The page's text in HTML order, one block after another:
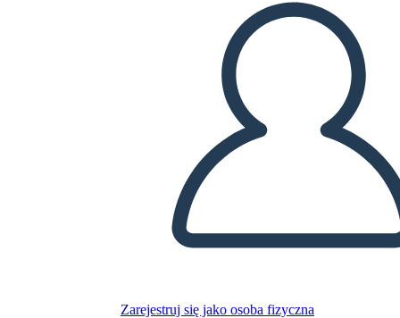
Zarejestruj się jako osoba fizyczna
ODTWARZANIE POKAZU SLAJDÓW
PRZECZYTAJ MI